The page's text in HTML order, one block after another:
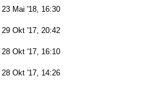
23 Mai '18, 16:30
29 Okt '17, 20:42
28 Okt '17, 16:10
28 Okt '17, 14:26